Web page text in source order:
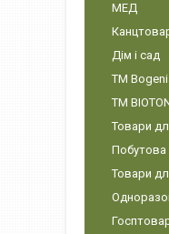
МЕД
Дім і сад
ТМ
ТМ
Товари
Побутова
Товари